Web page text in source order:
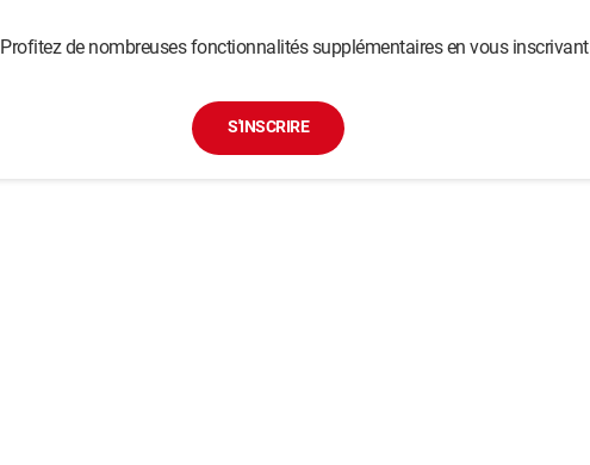
Profitez de nombreuses fonctionnalités supplémentaires en vous inscrivant
S'INSCRIRE